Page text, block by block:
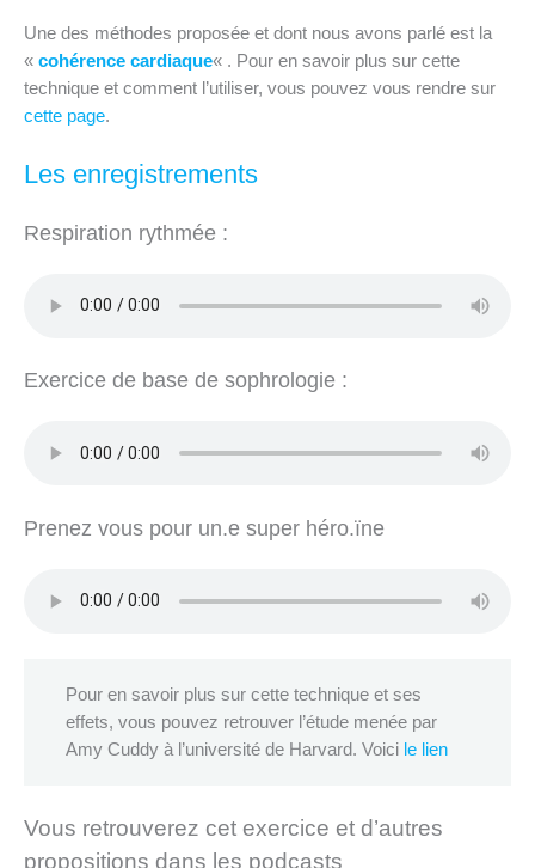
Une des méthodes proposée et dont nous avons parlé est la
« cohérence cardiaque« . Pour en savoir plus sur cette
technique et comment l’utiliser, vous pouvez vous rendre sur
cette page.
Les enregistrements
Respiration rythmée :
Exercice de base de sophrologie :
Prenez vous pour un.e super héro.ïne
Pour en savoir plus sur cette technique et ses
effets, vous pouvez retrouver l’étude menée par
Amy Cuddy à l’université de Harvard. Voici le lien
Vous retrouverez cet exercice et d’autres
propositions dans les podcasts